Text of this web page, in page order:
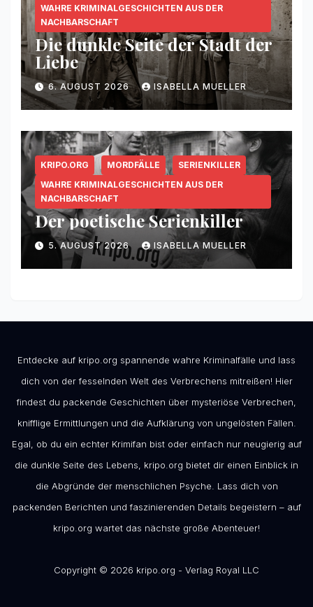
WAHRE KRIMINALGESCHICHTEN AUS DER
NACHBARSCHAFT
Die dunkle Seite der Stadt der
Liebe
6. AUGUST 2026 ISABELLA MUELLER
KRIPO.ORG MORDFÄLLE
SERIENKILLER
WAHRE KRIMINALGESCHICHTEN AUS DER
NACHBARSCHAFT
Der poetische Serienkiller
5. AUGUST 2026 ISABELLA MUELLER
Entdecke auf kripo.org spannende wahre Kriminalfälle und lass
dich von der fesselnden Welt des Verbrechens mitreißen! Hier
findest du packende Geschichten über mysteriöse Verbrechen,
knifflige Ermittlungen und die Aufklärung von ungelösten Fällen.
Egal, ob du ein echter Krimifan bist oder einfach nur neugierig auf
die dunkle Seite des Lebens, kripo.org bietet dir einen Einblick in
die Abgründe der menschlichen Psyche. Lass dich von
packenden Berichten und faszinierenden Details begeistern – auf
kripo.org wartet das nächste große Abenteuer!
Copyright © 2026 kripo.org - Verlag Royal LLC